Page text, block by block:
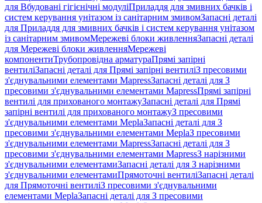
для Вбудовані гігієнічні модуліПриладдя для змивних бачків і
систем керування унітазом із санітарним змивомЗапасні деталі
для Приладдя для змивних бачків і систем керування унітазом
із санітарним змивомМережеві блоки живленняЗапасні деталі
для Мережеві блоки живленняМережеві
компонентиТрубопровідна арматураПрямі запірні
вентиліЗапасні деталі для Прямі запірні вентиліЗ пресовими
з'єднувальними елементами MapressЗапасні деталі для З
пресовими з'єднувальними елементами MapressПрямі запірні
вентилі для прихованого монтажуЗапасні деталі для Прямі
запірні вентилі для прихованого монтажуЗ пресовими
з'єднувальними елементами MeplaЗапасні деталі для З
пресовими з'єднувальними елементами MeplaЗ пресовими
з'єднувальними елементами MapressЗапасні деталі для З
пресовими з'єднувальними елементами MapressЗ нарізними
з'єднувальними елементамиЗапасні деталі для З нарізними
з'єднувальними елементамиПрямоточні вентиліЗапасні деталі
для Прямоточні вентиліЗ пресовими з'єднувальними
елементами MeplaЗапасні деталі для З пресовими